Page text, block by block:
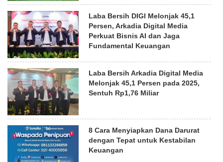
Laba Bersih DIGI Melonjak 45,1
Persen, Arkadia Digital Media
Perkuat Bisnis AI dan Jaga
Fundamental Keuangan
Laba Bersih Arkadia Digital Media
Melonjak 45,1 Persen pada 2025,
Sentuh Rp1,76 Miliar
8 Cara Menyiapkan Dana Darurat
dengan Tepat untuk Kestabilan
Keuangan